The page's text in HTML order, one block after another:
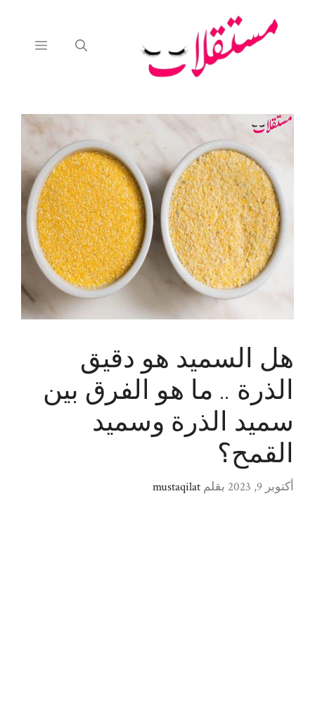
القائمة
هل السميد هو دقيق
الذرة .. ما هو الفرق بين
سميد الذرة وسميد
القمح؟
أكتوبر 9, 2023 بقلم mustaqilat